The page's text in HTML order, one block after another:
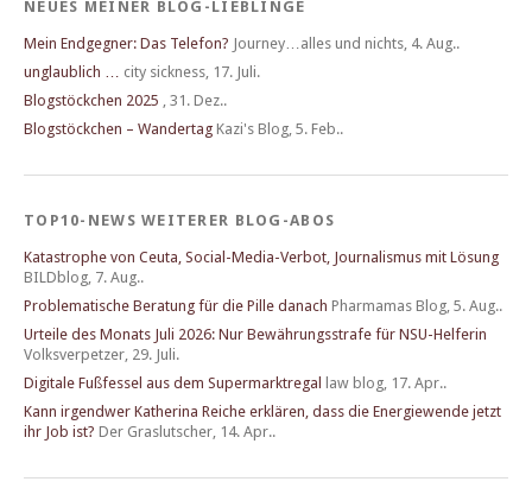
NEUES MEINER BLOG-LIEBLINGE
Mein Endgegner: Das Telefon? Journey…alles und nichts 4. Aug..
unglaublich …
city sickness 17. Juli.
Blogstöckchen 2025
31. Dez..
Blogstöckchen – Wandertag Kazi's Blog 5. Feb..
TOP10-NEWS WEITERER BLOG-ABOS
Katastrophe von Ceuta, Social-Media-Verbot, Journalismus mit Lösung
BILDblog 7. Aug..
Problematische Beratung für die Pille danach Pharmamas Blog 5. Aug..
Urteile des Monats Juli 2026: Nur Bewährungsstrafe für NSU-Helferin
Volksverpetzer 29. Juli.
Digitale Fußfessel aus dem Supermarktregal
law blog 17. Apr..
Kann irgendwer Katherina Reiche erklären, dass die Energiewende jetzt
ihr Job ist? Der Graslutscher 14. Apr..